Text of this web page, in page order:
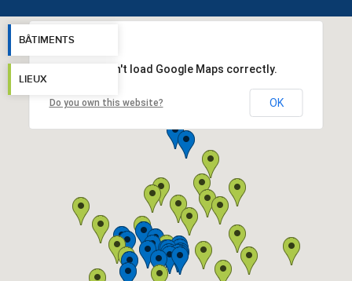
BÂTIMENTS
LIEUX
This page can't load Google Maps correctly.
Do you own this website? OK